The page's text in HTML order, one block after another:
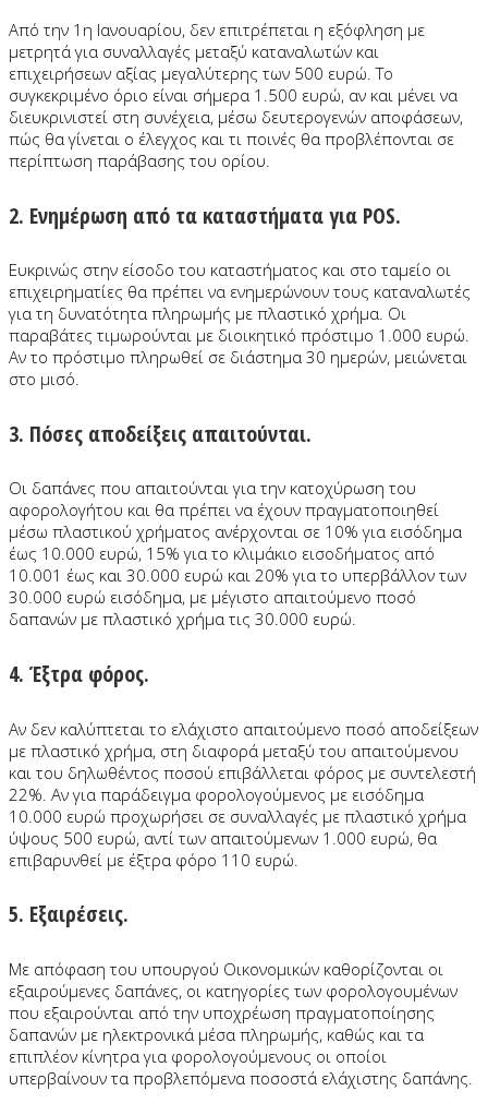
Από την 1η Ιανουαρίου, δεν επιτρέπεται η εξόφληση με
μετρητά για συναλλαγές μεταξύ καταναλωτών και
επιχειρήσεων αξίας μεγαλύτερης των 500 ευρώ. Το
συγκεκριμένο όριο είναι σήμερα 1.500 ευρώ, αν και μένει να
διευκρινιστεί στη συνέχεια, μέσω δευτερογενών αποφάσεων,
πώς θα γίνεται ο έλεγχος και τι ποινές θα προβλέπονται σε
περίπτωση παράβασης του ορίου.
2. Ενημέρωση από τα καταστήματα για POS.
Ευκρινώς στην είσοδο του καταστήματος και στο ταμείο οι
επιχειρηματίες θα πρέπει να ενημερώνουν τους καταναλωτές
για τη δυνατότητα πληρωμής με πλαστικό χρήμα. Οι
παραβάτες τιμωρούνται με διοικητικό πρόστιμο 1.000 ευρώ.
Αν το πρόστιμο πληρωθεί σε διάστημα 30 ημερών, μειώνεται
στο μισό.
3. Πόσες αποδείξεις απαιτούνται.
Οι δαπάνες που απαιτούνται για την κατοχύρωση του
αφορολογήτου και θα πρέπει να έχουν πραγματοποιηθεί
μέσω πλαστικού χρήματος ανέρχονται σε 10% για εισόδημα
έως 10.000 ευρώ, 15% για το κλιμάκιο εισοδήματος από
10.001 έως και 30.000 ευρώ και 20% για το υπερβάλλον των
30.000 ευρώ εισόδημα, με μέγιστο απαιτούμενο ποσό
δαπανών με πλαστικό χρήμα τις 30.000 ευρώ.
4. Έξτρα φόρος.
Αν δεν καλύπτεται το ελάχιστο απαιτούμενο ποσό αποδείξεων
με πλαστικό χρήμα, στη διαφορά μεταξύ του απαιτούμενου
και του δηλωθέντος ποσού επιβάλλεται φόρος με συντελεστή
22%. Αν για παράδειγμα φορολογούμενος με εισόδημα
10.000 ευρώ προχωρήσει σε συναλλαγές με πλαστικό χρήμα
ύψους 500 ευρώ, αντί των απαιτούμενων 1.000 ευρώ, θα
επιβαρυνθεί με έξτρα φόρο 110 ευρώ.
5. Εξαιρέσεις.
Με απόφαση του υπουργού Οικονομικών καθορίζονται οι
εξαιρούμενες δαπάνες, οι κατηγορίες των φορολογουμένων
που εξαιρούνται από την υποχρέωση πραγματοποίησης
δαπανών με ηλεκτρονικά μέσα πληρωμής, καθώς και τα
επιπλέον κίνητρα για φορολογούμενους οι οποίοι
υπερβαίνουν τα προβλεπόμενα ποσοστά ελάχιστης δαπάνης.